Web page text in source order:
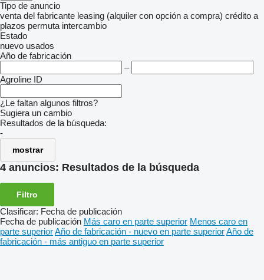
Tipo de anuncio
venta del fabricante leasing (alquiler con opción a compra) crédito a
plazos permuta intercambio
Estado
nuevo usados
Año de fabricación
–
Agroline ID
¿Le faltan algunos filtros?
Sugiera un cambio
Resultados de la búsqueda:
-
mostrar
4 anuncios: Resultados de la búsqueda
Filtro
Clasificar: Fecha de publicación
Fecha de publicación Más caro en parte superior Menos caro en
parte superiorAño de fabricación - nuevo en parte superiorAño de
fabricación - más antiguo en parte superior